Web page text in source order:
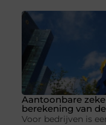
Aantoonbare
berekening van
Voor bedrijven is